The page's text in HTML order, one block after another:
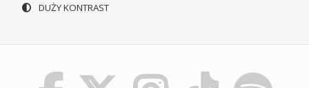
DUŻY KONTRAST